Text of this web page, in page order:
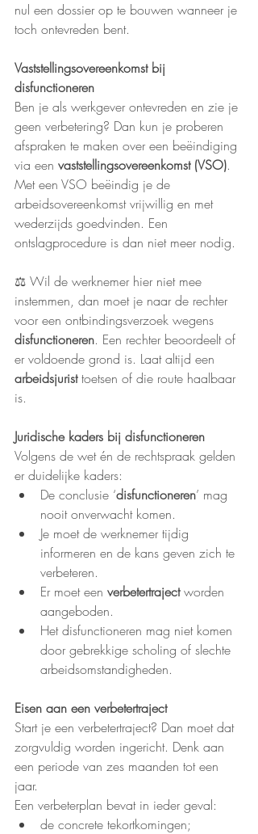
nul een dossier op te bouwen wanneer je
toch ontevreden bent.
Vaststellingsovereenkomst bij
disfunctioneren
Ben je als werkgever ontevreden en zie je
geen verbetering? Dan kun je proberen
afspraken te maken over een beëindiging
via een vaststellingsovereenkomst (VSO).
Met een VSO beëindig je de
arbeidsovereenkomst vrijwillig en met
wederzijds goedvinden. Een
ontslagprocedure is dan niet meer nodig.
⚖️ Wil de werknemer hier niet mee
instemmen, dan moet je naar de rechter
voor een ontbindingsverzoek wegens
disfunctioneren. Een rechter beoordeelt of
er voldoende grond is. Laat altijd een
arbeidsjurist toetsen of die route haalbaar
is.
Juridische kaders bij disfunctioneren
Volgens de wet én de rechtspraak gelden
er duidelijke kaders:
De conclusie ‘disfunctioneren’ mag
nooit onverwacht komen.
Je moet de werknemer tijdig
informeren en de kans geven zich te
verbeteren.
Er moet een verbetertraject worden
aangeboden.
Het disfunctioneren mag niet komen
door gebrekkige scholing of slechte
arbeidsomstandigheden.
Eisen aan een verbetertraject
Start je een verbetertraject? Dan moet dat
zorgvuldig worden ingericht. Denk aan
een periode van zes maanden tot een
jaar.
Een verbeterplan bevat in ieder geval:
de concrete tekortkomingen;